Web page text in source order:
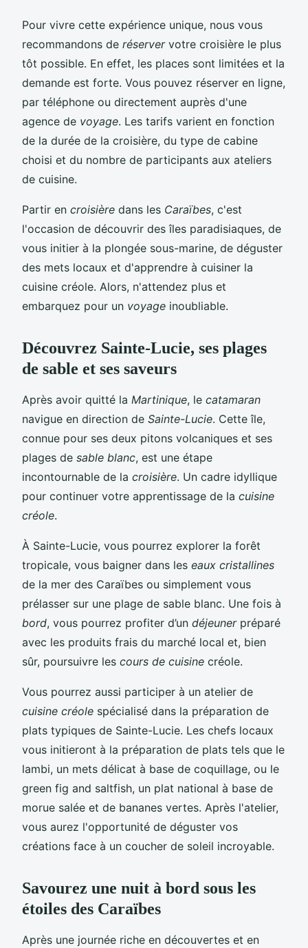
Pour vivre cette expérience unique, nous vous
recommandons de réservervotre croisière le plus
tôt possible. En effet, les places sont limitées et la
demande est forte. Vous pouvez réserver en ligne,
par téléphone ou directement auprès d'une
agence de voyage. Les tarifs varient en fonction
de la durée de la croisière, du type de cabine
choisi et du nombre de participants aux ateliers
de cuisine.
Partir en croisière dans les Caraïbes, c'est
l'occasion de découvrir des îles paradisiaques, de
vous initier à la plongée sous-marine, de déguster
des mets locaux et d'apprendre à cuisiner la
cuisine créole. Alors, n'attendez plus et
embarquez pour un voyage inoubliable.
Découvrez Sainte-Lucie, ses plages
de sable et ses saveurs
Après avoir quitté la Martinique, le catamaran
navigue en direction de Sainte-Lucie. Cette île,
connue pour ses deux pitons volcaniques et ses
plages de sable blanc, est une étape
incontournable de la croisière. Un cadre idyllique
pour continuer votre apprentissage de la cuisine
créole.
À Sainte-Lucie, vous pourrez explorer la forêt
tropicale, vous baigner dans les eaux cristallines
de la mer des Caraïbes ou simplement vous
prélasser sur une plage de sable blanc. Une fois à
bord, vous pourrez profiter d’un déjeunerpréparé
avec les produits frais du marché local et, bien
sûr, poursuivre les cours de cuisine créole.
Vous pourrez aussi participer à un atelier de
cuisine créole spécialisé dans la préparation de
plats typiques de Sainte-Lucie. Les chefs locaux
vous initieront à la préparation de plats tels que le
lambi, un mets délicat à base de coquillage, ou le
green fig and saltfish, un plat national à base de
morue salée et de bananes vertes. Après l'atelier,
vous aurez l'opportunité de déguster vos
créations face à un coucher de soleil incroyable.
Savourez une nuit à bord sous les
étoiles des Caraïbes
Après une journée riche en découvertes et en